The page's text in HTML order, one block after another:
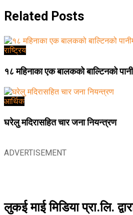
Related Posts
राष्ट्रिय
१८ महिनाका एक बालकको बाल्टिनको
आर्थिक
घरेलु मदिरासहित चार जना नियन्त्रण
ADVERTISEMENT
लुकई माई मिडिया प्रा.लि.